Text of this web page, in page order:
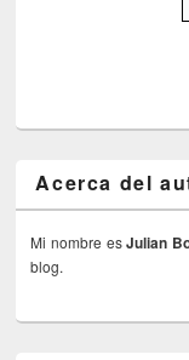
Acerca del
Mi nombre esJulian
blog.